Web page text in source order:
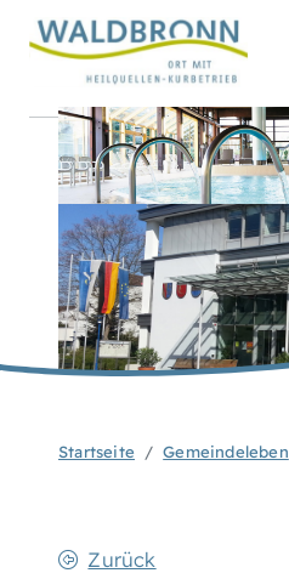
Startseite Gemeindeleben
Zurück